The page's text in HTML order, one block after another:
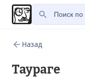
Назад
Таураге